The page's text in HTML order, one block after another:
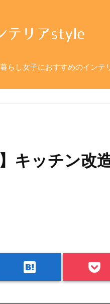
らし女子におすすめのインテ
キッチン改
hatenabookmark